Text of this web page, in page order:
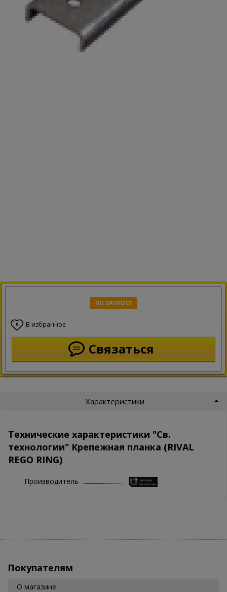
ПО ЗАПРОСУ
0 В избранное
Связаться
Характеристики
Технические характеристики "Св.
технологии" Крепежная планка (RIVAL
REGO RING)
Производитель
Покупателям
О магазине